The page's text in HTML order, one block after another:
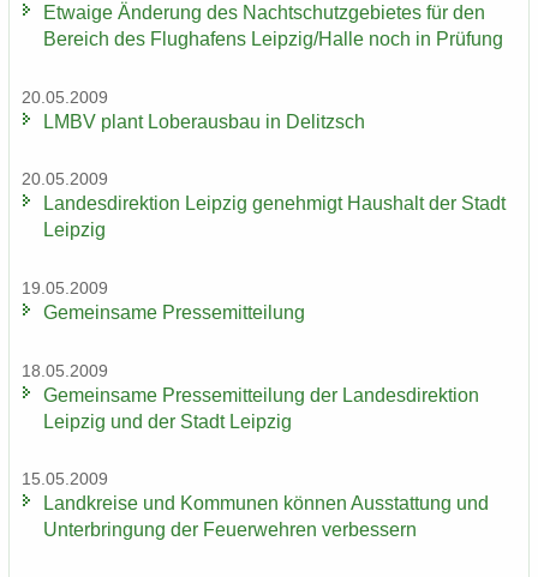
Et­wa­ige Än­de­rung des Nacht­schutz­ge­bie­tes für den
Be­reich des Flug­ha­fens Leip­zig/Halle noch in Prü­fung
20.05.2009
LMBV plant Lober­aus­bau in De­litzsch
20.05.2009
Lan­des­di­rek­ti­on Leip­zig ge­neh­migt Haus­halt der Stadt
Leip­zig
19.05.2009
Ge­mein­sa­me Pres­se­mit­tei­lung
18.05.2009
Ge­mein­sa­me Pres­se­mit­tei­lung der Lan­des­di­rek­ti­on
Leip­zig und der Stadt Leip­zig
15.05.2009
Land­krei­se und Kom­mu­nen kön­nen Aus­stat­tung und
Un­ter­brin­gung der Feu­er­weh­ren ver­bes­sern